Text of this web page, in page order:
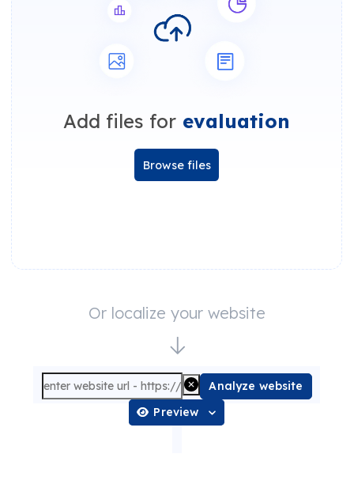
Add files for evaluation
Browse files
Or localize your website
Analyze website
Preview